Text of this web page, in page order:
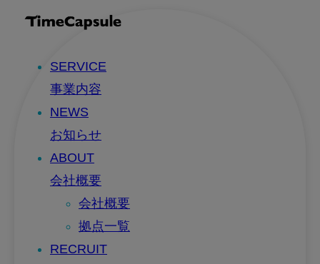
SERVICE
事業内容
NEWS
お知らせ
ABOUT
会社概要
会社概要
拠点一覧
RECRUIT